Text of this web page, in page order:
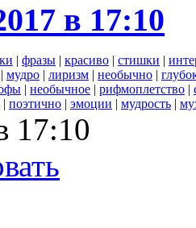
в 17:10
| фразы | красиво | стишки |
| мудро | лиризм | необычно |
| необычное | рифмоплетство |
| поэтично | эмоции | мудрость |
17:10